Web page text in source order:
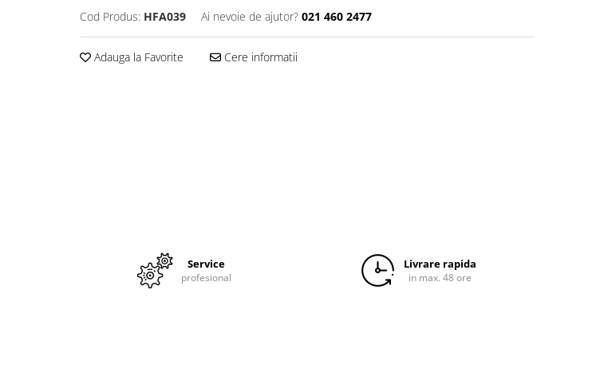
Cod Produs: HFA039 Ai nevoie de ajutor? 021 460 2477
Adauga la Favorite Cere informatii
Service
profesional
Livrare rapida
in max. 48 ore